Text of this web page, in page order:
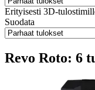
Erityisesti 3D-
Suodata
Revo Roto: 6